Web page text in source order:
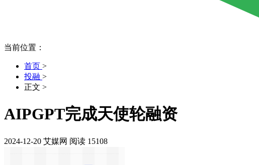
当前位置：
首页 >
投融 >
正文 >
AIPGPT完成天使轮融资
2024-12-20 艾媒网 阅读 15108